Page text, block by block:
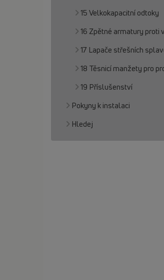
15 Velkokapacitní odtoky
16 Zpětné armatury proti
17 Lapače střešních
18 Těsnicí manžety pro
19 Příslušenství
Pokyny k instalaci
Hledej